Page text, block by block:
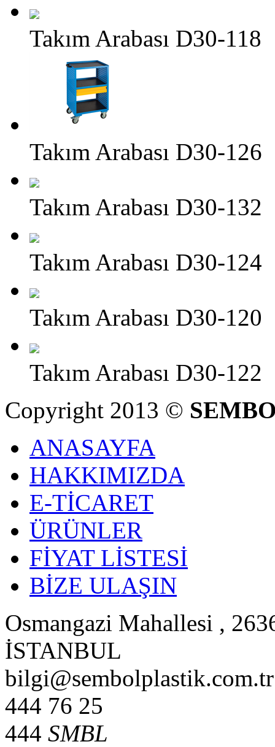
Takım Arabası D30-118
Takım Arabası D30-126
Takım Arabası D30-132
Takım Arabası D30-124
Takım Arabası D30-120
Takım Arabası D30-122
Copyright 2013 ©
ANASAYFA
HAKKIMIZDA
E-TİCARET
ÜRÜNLER
FİYAT LİSTESİ
BİZE ULAŞIN
Osmangazi Mahallesi ,
İSTANBUL
bilgi@sembolplastik.com.tr
444 76 25
444 SMBL